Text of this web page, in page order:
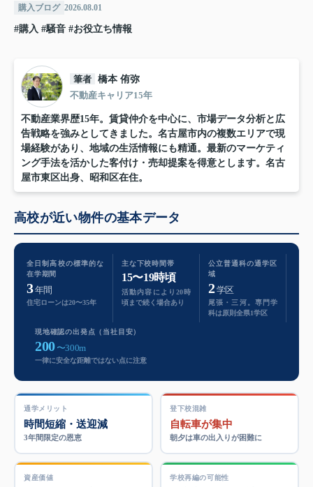
購入ブログ 2026.08.01
#購入 #騒音 #お役立ち情報
筆者 橋本 侑弥
不動産キャリア15年
不動産業界歴15年。賃貸仲介を中心に、市場データ分析と広
告戦略を強みとしてきました。名古屋市内の複数エリアで現
場経験があり、地域の生活情報にも精通。最新のマーケティ
ング手法を活かした客付け・売却提案を得意とします。名古
屋市東区出身、昭和区在住。
高校が近い物件の基本データ
全日制高校の標準的な
在学期間
3年間
住宅ローンは20〜35年
主な下校時間帯
15〜19時頃
活動内容により20時
頃まで続く場合あり
公立普通科の通学区
域
2学区
尾張・三河。専門学
科は原則全県1学区
現地確認の出発点（当社目安）
200 〜300m
一律に安全な距離ではない点に注意
通学メリット
時間短縮・送迎減
3年間限定の恩恵
登下校混雑
自転車が集中
朝夕は車の出入りが困難に
資産価値 学校再編の可能性